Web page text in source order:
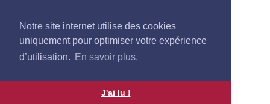
Notre site internet utilise des cookies
uniquement pour optimiser votre expérience
d’utilisation. En savoir plus.
J'ai lu !